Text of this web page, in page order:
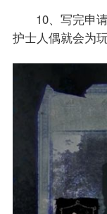
10、写完申
护士人偶就会为